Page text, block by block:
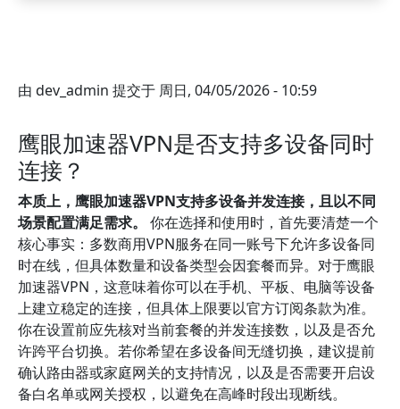
由 dev_admin 提交于 周日, 04/05/2026 - 10:59
鹰眼加速器VPN是否支持多设备同时
连接？
本质上，鹰眼加速器VPN支持多设备并发连接，且以不同
场景配置满足需求。
你在选择和使用时，首先要清楚一个
核心事实：多数商用VPN服务在同一账号下允许多设备同
时在线，但具体数量和设备类型会因套餐而异。对于鹰眼
加速器VPN，这意味着你可以在手机、平板、电脑等设备
上建立稳定的连接，但具体上限要以官方订阅条款为准。
你在设置前应先核对当前套餐的并发连接数，以及是否允
许跨平台切换。若你希望在多设备间无缝切换，建议提前
确认路由器或家庭网关的支持情况，以及是否需要开启设
备白名单或网关授权，以避免在高峰时段出现断线。